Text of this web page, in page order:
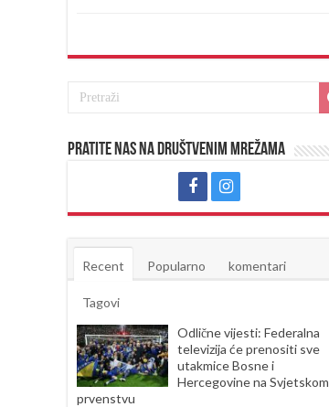
Pratite nas na društvenim mrežama
Recent Popularno komentari
Tagovi
Odlične vijesti: Federalna
televizija će prenositi sve
utakmice Bosne i
Hercegovine na Svjetskom
prvenstvu